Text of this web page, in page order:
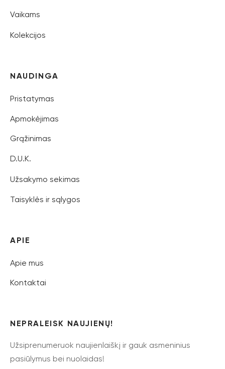
Vaikams
Kolekcijos
NAUDINGA
Pristatymas
Apmokėjimas
Grąžinimas
D.U.K.
Užsakymo sekimas
Taisyklės ir sąlygos
APIE
Apie mus
Kontaktai
NEPRALEISK NAUJIENŲ!
Užsiprenumeruok naujienlaiškį ir gauk asmeninius
pasiūlymus bei nuolaidas!